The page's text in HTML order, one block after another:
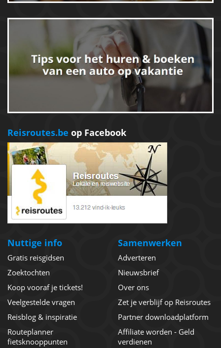
Reisroutes.be op Facebook
Nuttige info
Gratis reisgidsen
Zoektochten
Koop vooraf je tickets!
Veelgestelde vragen
Reisblog & inspiratie
Routeplanner
fietsknooppunten
Samenwerken
Adverteren
Nieuwsbrief
Over ons
Zet je verblijf op Reisroutes
Partner downloadplatform
Affiliate worden - Geld
verdienen